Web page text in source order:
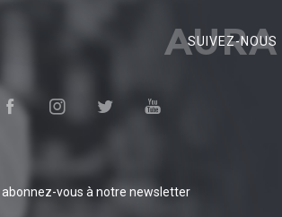
AURA
SUIVEZ-NOUS
vous à notre newsletter